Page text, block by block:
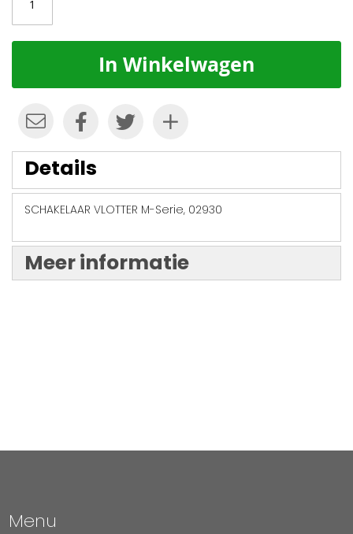
In Winkelwagen
Details
SCHAKELAAR VLOTTER M-Serie, 02930
Meer informatie
Menu